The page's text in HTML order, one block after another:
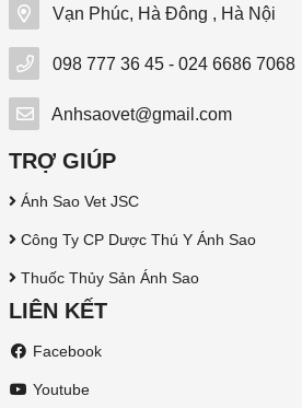
Vạn Phúc, Hà Đông , Hà Nội
098 777 36 45 - 024 6686 7068
Anhsaovet@gmail.com
TRỢ GIÚP
Ánh Sao Vet JSC
Công Ty CP Dược Thú Y Ánh Sao
Thuốc Thủy Sản Ánh Sao
LIÊN KẾT
Facebook
Youtube